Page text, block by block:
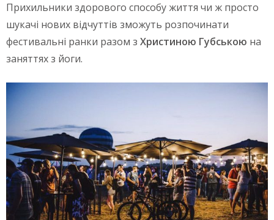
Прихильники здорового способу життя чи ж просто
шукачі нових відчуттів зможуть розпочинати
фестивальні ранки разом з Христиною Губською на
заняттях з йоги.